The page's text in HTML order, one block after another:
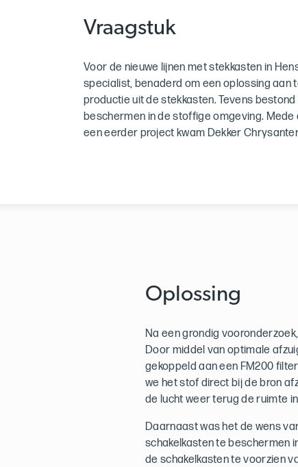
Vraagstuk
Voor de nieuwe lijnen met stekkasten in
specialist, benaderd om een oplossing
productie uit de stekkasten. Tevens
beschermen in de stoffige omgeving.
een eerder project kwam Dekker
Oplossing
Na een grondig
Door middel van optimale
gekoppeld aan een FM200
we het stof direct bij de bron
de lucht weer terug de ruimte
Daarnaast was het de wens
schakelkasten te beschermen
de schakelkasten te voorzien